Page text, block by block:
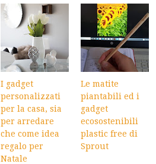
I gadget
personalizzati
per la casa, sia
per arredare
che come idea
regalo per
Natale
Le matite
piantabili ed i
gadget
ecosostenibili
plastic free di
Sprout